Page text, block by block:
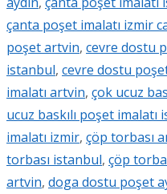
çanta poşet imalatı izmir
poşet artvin, cevre dostu
istanbul, cevre dostu
imalatı artvin, çok ucuz
ucuz baskılı poşet imalatı
imalatı izmir, çöp torbası
torbası istanbul, çöp
artvin, doga dostu poşet